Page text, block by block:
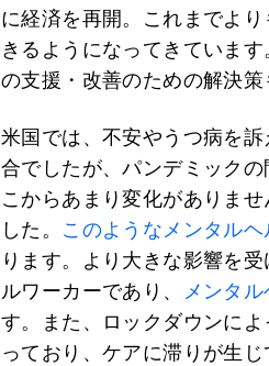
に経済を再開。これまでよ
きるようになってきていま
の支援・改善のための解決策
米国では、不安やうつ病を
合でしたが、パンデミック
こからあまり変化がありま
した。 このようなメンタル
ります。より大きな影響を
ルワーカーであり、
メンタ
す。また、ロックダウンに
っており、ケアに滞りが生